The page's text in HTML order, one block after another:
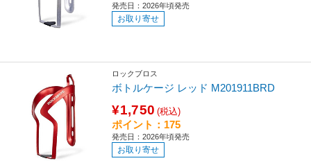
発売日：2026年頃発売
お取り寄せ
ロックブロス
ボトルケージ レッド M201911BRD
¥1,750 (税込)
ポイント：175
発売日：2026年頃発売
お取り寄せ